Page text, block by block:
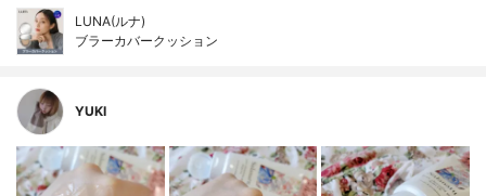
LUNA(ルナ)
ブラーカバークッション
YUKI